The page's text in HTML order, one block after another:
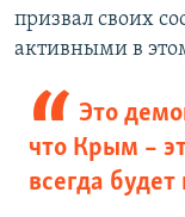
призвал своих
активными в
Это
что Крым –
всегда